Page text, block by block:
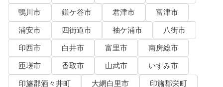
鴨川市
鎌ケ谷市 君津市
富津市
浦安市
四街道市 袖ケ浦市
八街市
印西市
白井市 富里市
南房総市
匝瑳市
香取市 山武市
いすみ市
印旛郡酒々井町
大網白里市
印旛郡栄町